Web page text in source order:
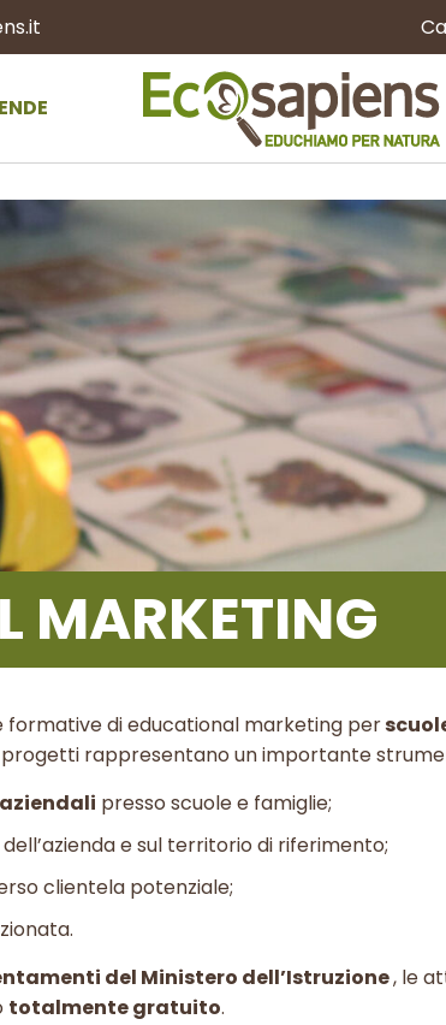
MARKETING
di educational marketing per
progetti rappresentano un importante
presso scuole e famiglie;
e sul territorio di riferimento;
clientela potenziale;
del Ministero dell’Istruzione, le
totalmente gratuito.